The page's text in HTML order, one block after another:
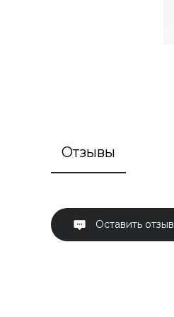
Отзывы
Оставить отзыв